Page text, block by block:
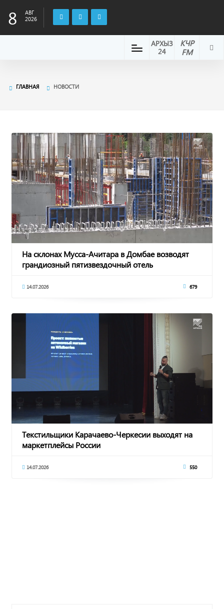
8
АВГ
2026
КЧР
FM
АРХЫЗ
24
ГЛАВНАЯ НОВОСТИ
На склонах Мусса-Ачитара в Домбае возводят
грандиозный пятизвездочный отель
14.07.2026 679
Текстильщики Карачаево-Черкесии выходят на
маркетплейсы России
14.07.2026 550